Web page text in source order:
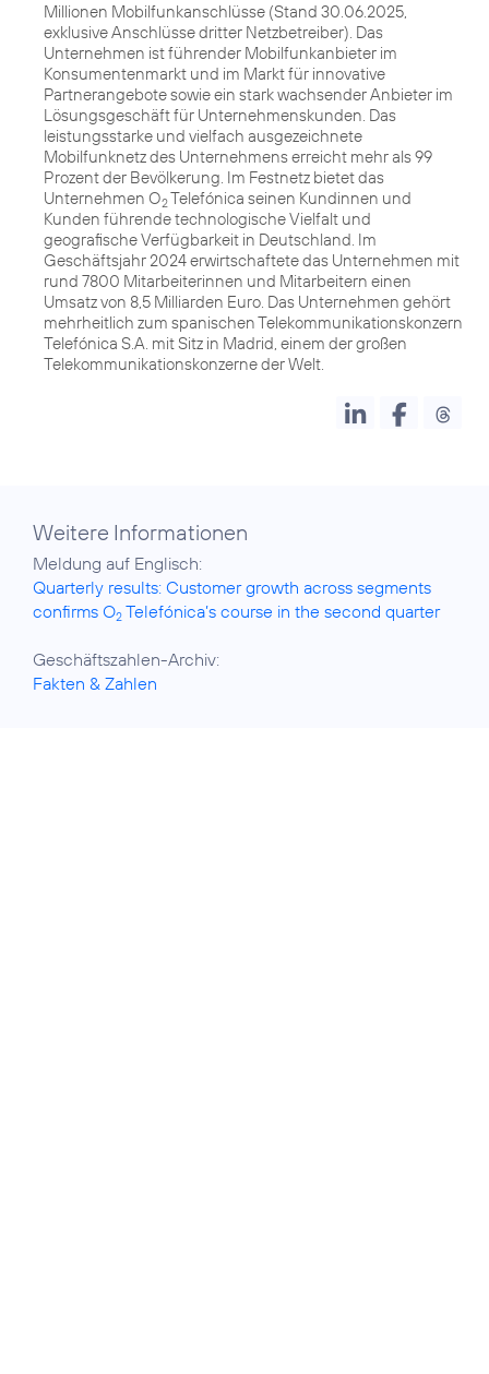
Millionen Mobilfunkanschlüsse (Stand 30.06.2025,
exklusive Anschlüsse dritter Netzbetreiber). Das
Unternehmen ist führender Mobilfunkanbieter im
Konsumentenmarkt und im Markt für innovative
Partnerangebote sowie ein stark wachsender Anbieter im
Lösungsgeschäft für Unternehmenskunden. Das
leistungsstarke und vielfach ausgezeichnete
Mobilfunknetz des Unternehmens erreicht mehr als 99
Prozent der Bevölkerung. Im Festnetz bietet das
Unternehmen O2Telefónica seinen Kundinnen und
Kunden führende technologische Vielfalt und
geografische Verfügbarkeit in Deutschland. Im
Geschäftsjahr 2024 erwirtschaftete das Unternehmen mit
rund 7800 Mitarbeiterinnen und Mitarbeitern einen
Umsatz von 8,5 Milliarden Euro. Das Unternehmen gehört
mehrheitlich zum spanischen Telekommunikationskonzern
Telefónica S.A. mit Sitz in Madrid, einem der großen
Telekommunikationskonzerne der Welt.
Weitere Informationen
Quarterly results: Customer growth across segments
confirms O2 Telefónica’s course in the second quarter
Fakten & Zahlen